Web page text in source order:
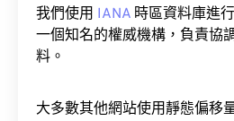
我們使用 IANA 時區資料庫進
一個知名的權威機構，負責協
料。
大多數其他網站使用靜態偏移